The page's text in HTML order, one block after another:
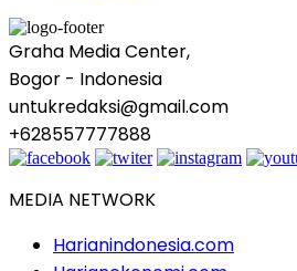
Graha Media Center,
Bogor - Indonesia
untukredaksi@gmail.com
+628557777888
MEDIA NETWORK
Harianindonesia.com